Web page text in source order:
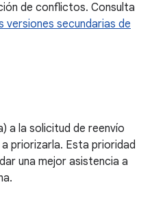
de conflictos. Consulta
versiones secundarias de
a la solicitud de reenvío
priorizarla. Esta prioridad
una mejor asistencia a